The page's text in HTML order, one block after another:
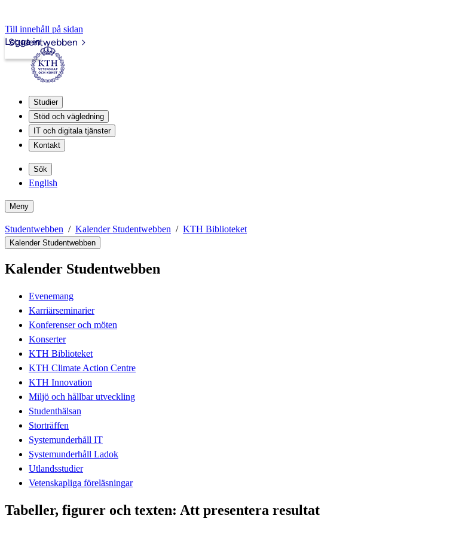
Till innehåll på sidan
Studentwebben
Logga in
Studier
Stöd och vägledning
IT och digitala tjänster
Kontakt
Sök
English
Meny
Studentwebben Kalender Studentwebben KTH Biblioteket
Kalender Studentwebben
Kalender Studentwebben
Evenemang
Karriärseminarier
Konferenser och möten
Konserter
KTH Biblioteket
KTH Climate Action Centre
KTH Innovation
Miljö och hållbar utveckling
Studenthälsan
Storträffen
Systemunderhåll IT
Systemunderhåll Ladok
Utlandsstudier
Vetenskapliga föreläsningar
Tabeller, figurer och texten: Att presentera resultat